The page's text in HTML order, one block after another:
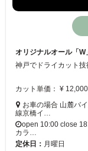
オリジナルオール「
カット単価： ¥
お車の場合 山麓バ
線京橋イ…
open 10:00 close
カラ…
定休日： 月曜日